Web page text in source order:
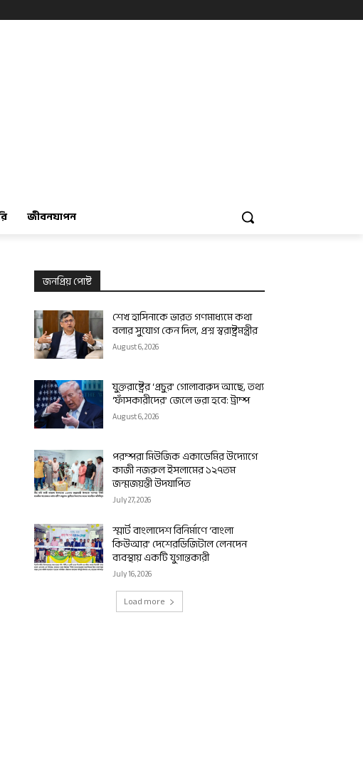
জীবনযাপন
জনপ্রিয় পোষ্ট
শেখ হাসিনাকে ভারত গণমাধ্যমে কথা
বলার সুযোগ কেন দিল, প্রশ্ন স্বরাষ্ট্রমন্ত্রীর
August 6, 2026
যুক্তরাষ্ট্রের ‘প্রচুর’ গোলাবারুদ আছে, তথ্য
‘ফাঁসকারীদের’ জেলে ভরা হবে: ট্রাম্প
August 6, 2026
পরম্পরা মিউজিক একাডেমির উদ্যোগে
কাজী নজরুল ইসলামের ১২৭তম
জন্মজয়ন্তী উদযাপিত
July 27, 2026
স্মার্ট বাংলাদেশ বিনির্মাণে ‘বাংলা
কিউআর’ দেশেরডিজিটাল লেনদেন
ব্যবস্থায় একটি যুগান্তকারী
July 16, 2026
Load more